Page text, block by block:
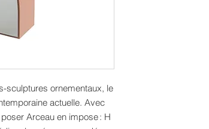
sculptures ornementaux, le
actuelle. Avec
Arceau en impose : H